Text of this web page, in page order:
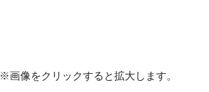
※画像をクリックすると拡大します。